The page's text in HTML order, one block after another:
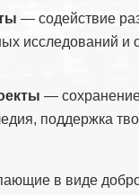
— содействие
исследований и
—
поддержка
в виде